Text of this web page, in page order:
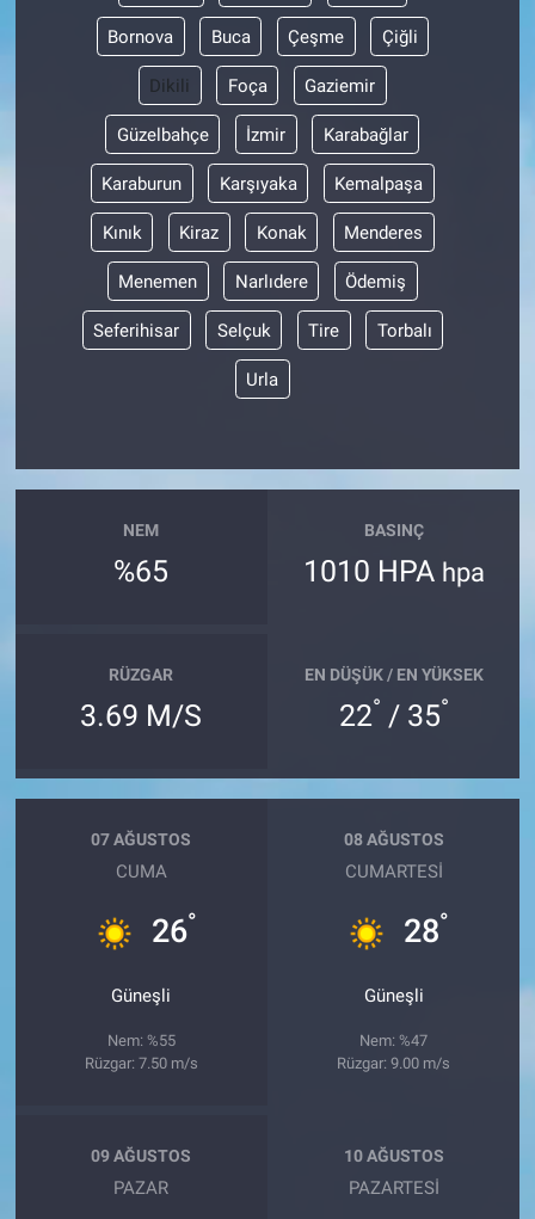
Bornova Buca Çeşme Çiğli
Dikili Foça Gaziemir
Güzelbahçe İzmir Karabağlar
Karaburun Karşıyaka Kemalpaşa
Kınık Kiraz Konak Menderes
Menemen Narlıdere Ödemiş
Seferihisar Selçuk Tire Torbalı
Urla
NEM
%65
BASINÇ
1010 HPA hpa
RÜZGAR
3.69 M/S
EN DÜŞÜK / EN YÜKSEK
22° / 35°
07 AĞUSTOS
CUMA
26°
Güneşli
Nem: %55
Rüzgar: 7.50 m/s
08 AĞUSTOS
CUMARTESI
28°
Güneşli
Nem: %47
Rüzgar: 9.00 m/s
09 AĞUSTOS
PAZAR
10 AĞUSTOS
PAZARTESI